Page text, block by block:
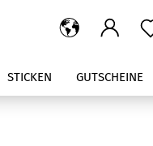
STICKEN GUTSCHEINE